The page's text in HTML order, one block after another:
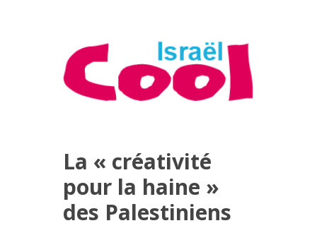
La « créativité
pour la haine »
des Palestiniens